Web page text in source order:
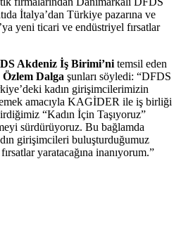
İtalya’dan Türkiye pazarına ve
yeni ticari ve endüstriyel fırsatlar
Akdeniz İş Birimi’ni temsil eden
Dalga şunları söyledi: “DFDS
kadın girişimcilerimizin
amacıyla KAGİDER ile iş birliği
“Kadın İçin Taşıyoruz”
sürdürüyoruz. Bu bağlamda
girişimcileri buluşturduğumuz
yaratacağına inanıyorum.”